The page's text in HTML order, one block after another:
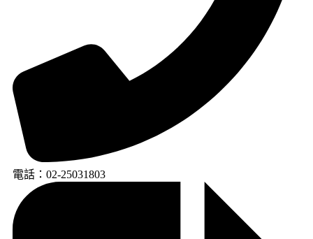
電話：02-25031803